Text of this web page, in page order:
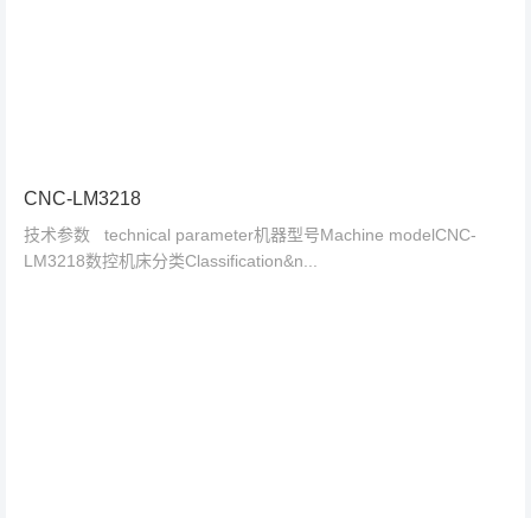
CNC-LM3218
技术参数 technical parameter机器型号Machine modelCNC-
LM3218数控机床分类Classification&n...